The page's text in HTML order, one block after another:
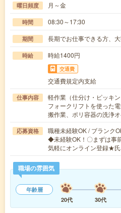
曜日頻度 月～金
時間 08:30～17:30
期間 長期でお仕事できる方、大
時給 時給1400円
交通費
交通費規定内支給
仕事内容
軽作業（仕分け・ピッキ
フォークリフトを使った
搬作業、ポリ容器の洗浄
応募資格
職種未経験OK / ブランク
◆未経験OK！〇まずは事
気軽にオンライン登録★
職場の雰囲気
年齢層
20代
30代